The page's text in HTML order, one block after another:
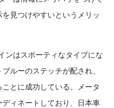
見つけやすいというメリッ
はスポーティなタイプにな
ルーのステッチが配され、
とに成功している。メータ
ィネートしており、日本車